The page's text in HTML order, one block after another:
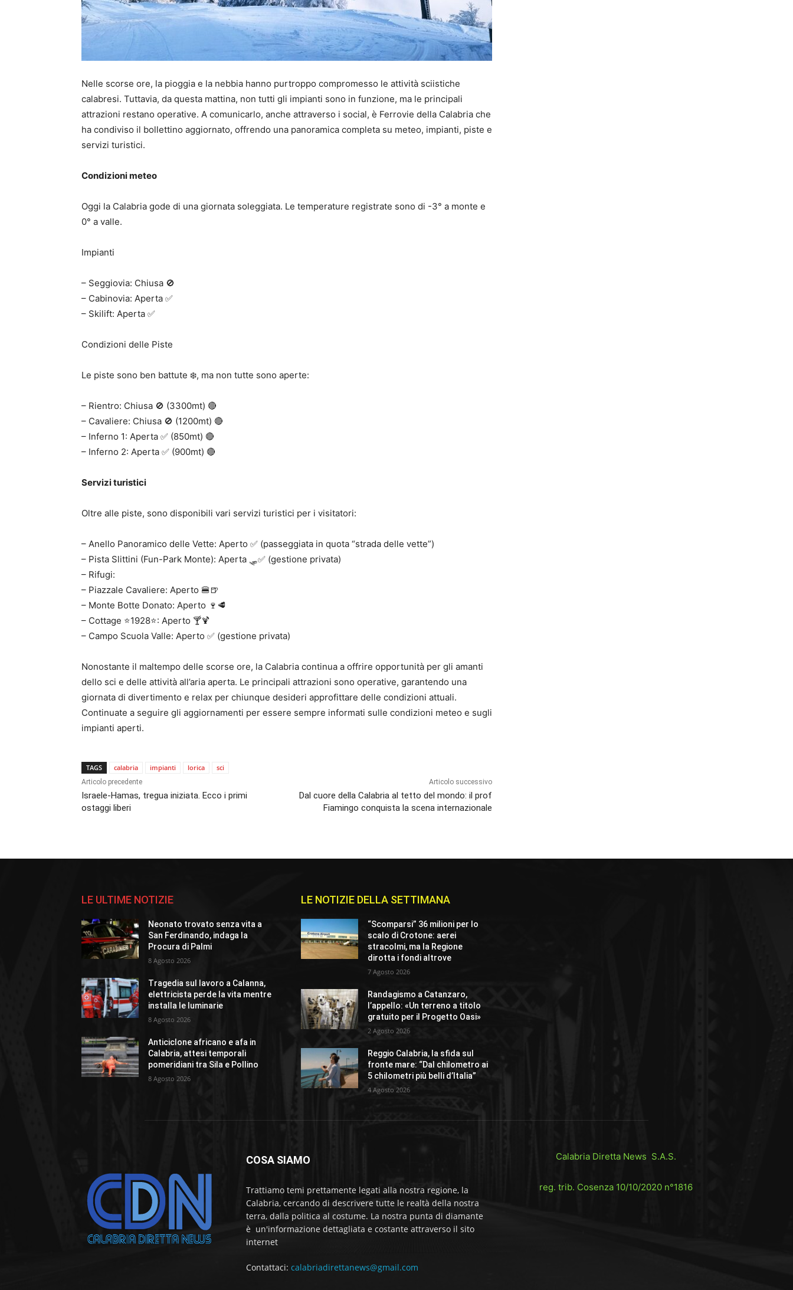
Nelle scorse ore, la pioggia e la nebbia hanno purtroppo compromesso le attività sciistiche
calabresi. Tuttavia, da questa mattina, non tutti gli impianti sono in funzione, ma le principali
attrazioni restano operative. A comunicarlo, anche attraverso i social, è Ferrovie della Calabria che
ha condiviso il bollettino aggiornato, offrendo una panoramica completa su meteo, impianti, piste e
servizi turistici.
Condizioni meteo
Oggi la Calabria gode di una giornata soleggiata. Le temperature registrate sono di -3° a monte e
0° a valle.
Impianti
– Seggiovia: Chiusa 🚫
– Cabinovia: Aperta ✅
– Skilift: Aperta ✅
Condizioni delle Piste
Le piste sono ben battute ❄️, ma non tutte sono aperte:
– Rientro: Chiusa 🚫 (3300mt) 🔴
– Cavaliere: Chiusa 🚫 (1200mt) 🔴
– Inferno 1: Aperta ✅ (850mt) 🔴
– Inferno 2: Aperta ✅ (900mt) 🔴
Servizi turistici
Oltre alle piste, sono disponibili vari servizi turistici per i visitatori:
– Anello Panoramico delle Vette: Aperto ✅ (passeggiata in quota “strada delle vette”)
– Pista Slittini (Fun-Park Monte): Aperta 🛷✅ (gestione privata)
– Rifugi:
– Piazzale Cavaliere: Aperto 🍔🍺
– Monte Botte Donato: Aperto 🍷🥩
– Cottage ⭐️1928⭐️: Aperto 🍸🍹
– Campo Scuola Valle: Aperto ✅ (gestione privata)
Nonostante il maltempo delle scorse ore, la Calabria continua a offrire opportunità per gli amanti
dello sci e delle attività all’aria aperta. Le principali attrazioni sono operative, garantendo una
giornata di divertimento e relax per chiunque desideri approfittare delle condizioni attuali.
Continuate a seguire gli aggiornamenti per essere sempre informati sulle condizioni meteo e sugli
impianti aperti.
TAGS calabria impianti lorica sci
Articolo precedente
Israele-Hamas, tregua iniziata. Ecco i primi
ostaggi liberi
Articolo successivo
Dal cuore della Calabria al tetto del mondo: il prof
Fiamingo conquista la scena internazionale
LE ULTIME NOTIZIE
Neonato trovato senza vita a
San Ferdinando, indaga la
Procura di Palmi
8 Agosto 2026
Tragedia sul lavoro a Calanna,
elettricista perde la vita mentre
installa le luminarie
8 Agosto 2026
Anticiclone africano e afa in
Calabria, attesi temporali
pomeridiani tra Sila e Pollino
8 Agosto 2026
LE NOTIZIE DELLA SETTIMANA
“Scomparsi” 36 milioni per lo
scalo di Crotone: aerei
stracolmi, ma la Regione
dirotta i fondi altrove
7 Agosto 2026
Randagismo a Catanzaro,
l’appello: «Un terreno a titolo
gratuito per il Progetto Oasi»
2 Agosto 2026
Reggio Calabria, la sfida sul
fronte mare: “Dal chilometro ai
5 chilometri più belli d’Italia”
4 Agosto 2026
COSA SIAMO
Trattiamo temi prettamente legati alla nostra regione, la
Calabria, cercando di descrivere tutte le realtà della nostra
terra, dalla politica al costume. La nostra punta di diamante
è un'informazione dettagliata e costante attraverso il sito
internet
Contattaci: calabriadirettanews@gmail.com
Calabria Diretta News S.A.S.
reg. trib. Cosenza 10/10/2020 n°1816